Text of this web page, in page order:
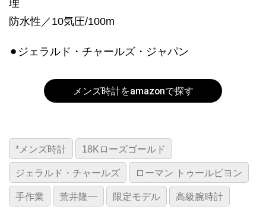
理
防水性／10気圧/100m
⚫︎ジェラルド・チャールズ・ジャパン
メンズ時計をamazonで探す
*メンズ時計 18Kローズゴールド
ジェラルド・チャールズ ローマン トゥールビヨン
手作業 荒井隆一 限定モデル 高級腕時計